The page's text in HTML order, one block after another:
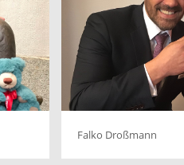
Falko Droßmann